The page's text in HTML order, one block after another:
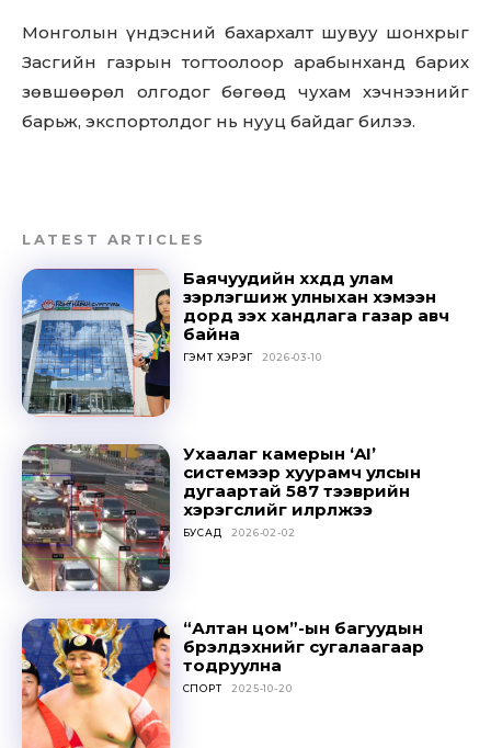
Don't miss
out!
SUBSCRIBE
Монголын үндэсний бахархалт шувуу шонхрыг
Засгийн газрын тогтоолоор арабынханд барих
зөвшөөрөл олгодог бөгөөд чухам хэчнээнийг
барьж, экспортолдог нь нууц байдаг билээ.
LATEST ARTICLES
Баячуудийн хүүхдүүд улам
зэрлэгшиж улныхан хэмээн
дорд үзэх хандлага газар авч
байна
ГЭМТ ХЭРЭГ 2026-03-10
Ухаалаг камерын ‘AI’
системээр хуурамч улсын
дугаартай 587 тээврийн
хэрэгслийг илрүүлжээ
БУСАД 2026-02-02
“Алтан цом”-ын багуудын
бүрэлдэхүүнийг сугалаагаар
тодруулна
СПОРТ 2025-10-20